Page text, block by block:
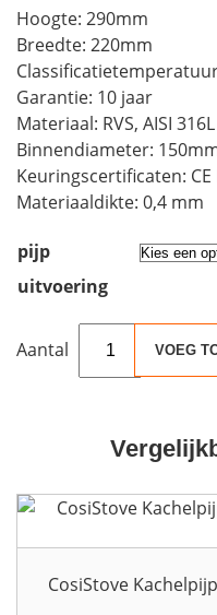
Hoogte: 290mm
Breedte: 220mm
Garantie: 10 jaar
Materiaal: RVS, AISI 316L
Binnendiameter:
Keuringscertificaten:
Materiaaldikte: 0,4 mm
pijp
uitvoering
RVS,
Ø150-
aantal
VOEG
CosiStove